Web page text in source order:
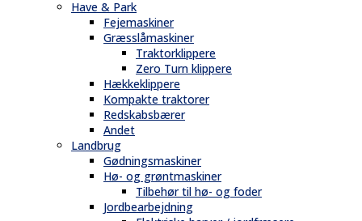
Have & Park
Fejemaskiner
Græsslåmaskiner
Traktorklippere
Zero Turn klippere
Hækkeklippere
Kompakte traktorer
Redskabsbærer
Andet
Landbrug
Gødningsmaskiner
Hø- og grøntmaskiner
Tilbehør til hø- og foder
Jordbearbejdning